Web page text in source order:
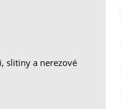
slitiny a nerezové